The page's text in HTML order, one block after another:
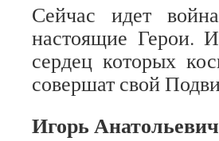
Сейчас идет
настоящие Герои.
сердец которых
совершат свой
Игорь